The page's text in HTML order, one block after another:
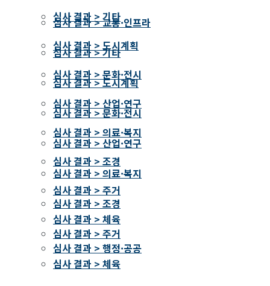
심사 결과 > 교통·인프라
심사 결과 > 기타
심사 결과 > 도시계획
심사 결과 > 문화·전시
심사 결과 > 산업·연구
심사 결과 > 의료·복지
심사 결과 > 조경
심사 결과 > 주거
심사 결과 > 체육
심사 결과 > 기타
심사 결과 > 도시계획
심사 결과 > 문화·전시
심사 결과 > 산업·연구
심사 결과 > 의료·복지
심사 결과 > 조경
심사 결과 > 주거
심사 결과 > 체육
심사 결과 > 행정·공공